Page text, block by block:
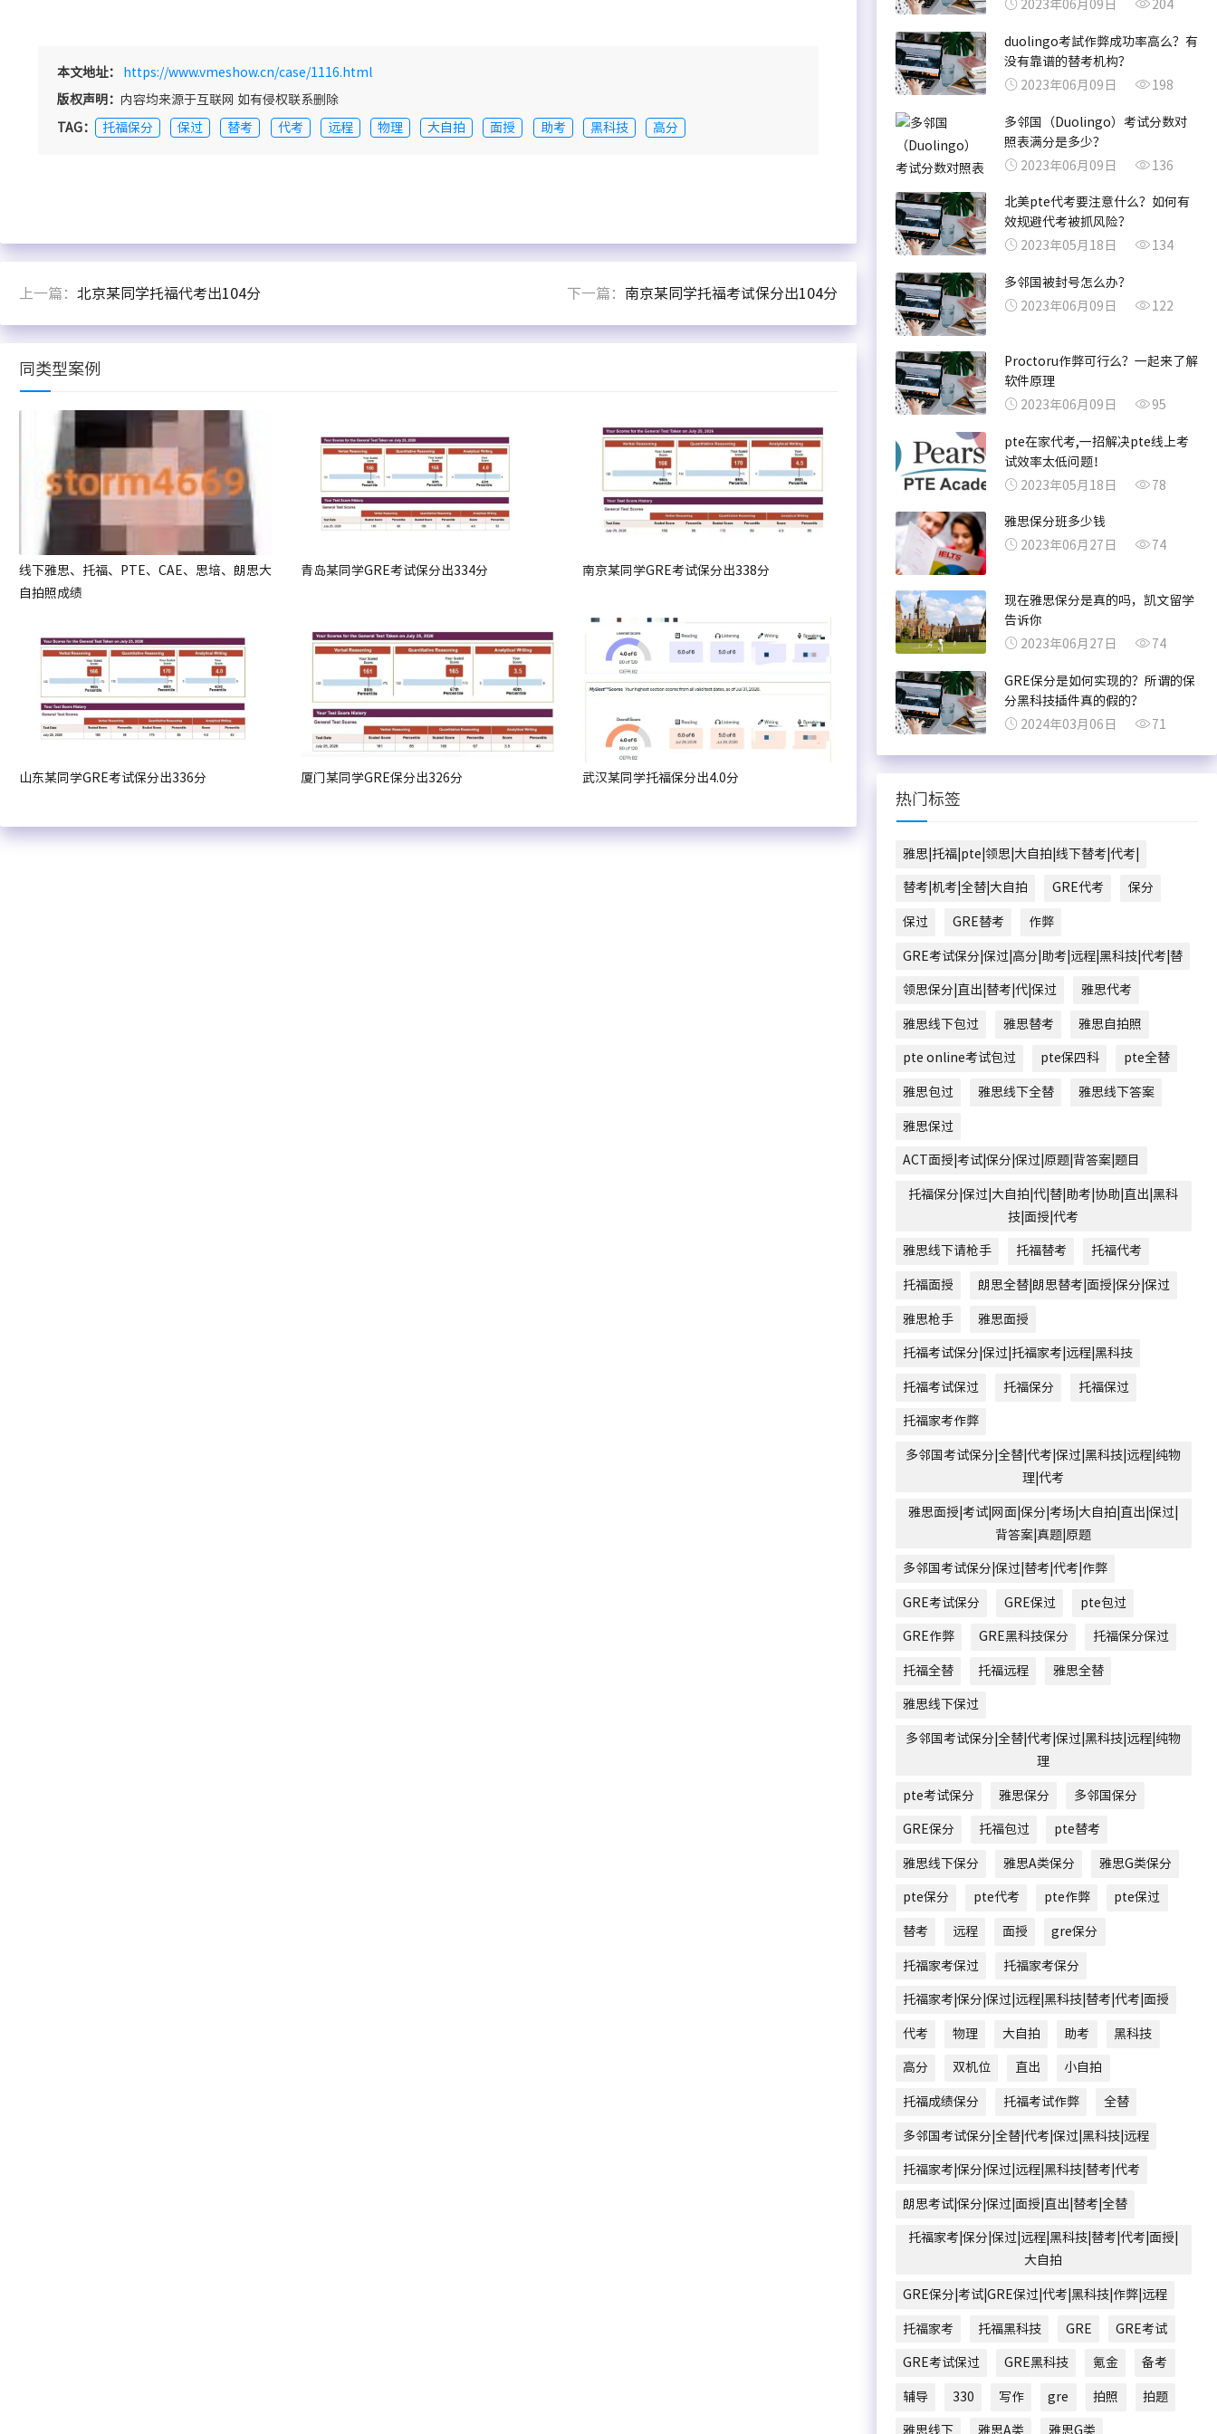
本文地址： https://www.vmeshow.cn/case/1116.html
版权声明： 内容均来源于互联网 如有侵权联系删除
TAG： 托福保分 保过 替考 代考 远程 物理 大自拍 面授 助考 黑科技 高分
上一篇： 北京某同学托福代考出104分 下一篇： 南京某同学托福考试保分出104分
同类型案例
线下雅思、托福、PTE、CAE、思培、朗思大
自拍照成绩
青岛某同学GRE考试保分出334分 南京某同学GRE考试保分出338分
山东某同学GRE考试保分出336分 厦门某同学GRE保分出326分 武汉某同学托福保分出4.0分
2023年06月09日 204
duolingo考試作弊成功率高么？有
没有靠谱的替考机构？
2023年06月09日
198
多邻国（Duolingo）考试分数对
照表满分是多少？
2023年06月09日
136
北美pte代考要注意什么？如何有
效规避代考被抓风险？
2023年05月18日
134
多邻国被封号怎么办？
2023年06月09日
122
Proctoru作弊可行么？一起来了解
软件原理
2023年06月09日
95
pte在家代考,一招解决pte线上考
试效率太低问题！
2023年05月18日
78
雅思保分班多少钱
2023年06月27日
74
现在雅思保分是真的吗，凯文留学
告诉你
2023年06月27日
74
GRE保分是如何实现的？所谓的保
分黑科技插件真的假的？
2024年03月06日
71
热门标签
雅思|托福|pte|领思|大自拍|线下替考|代考|
替考|机考|全替|大自拍 GRE代考 保分
保过 GRE替考 作弊
GRE考试保分|保过|高分|助考|远程|黑科技|代考|替
领思保分|直出|替考|代|保过 雅思代考
雅思线下包过 雅思替考 雅思自拍照
pte online考试包过 pte保四科 pte全替
雅思包过 雅思线下全替 雅思线下答案
雅思保过
ACT面授|考试|保分|保过|原题|背答案|题目
托福保分|保过|大自拍|代|替|助考|协助|直出|黑科
技|面授|代考
雅思线下请枪手 托福替考 托福代考
托福面授 朗思全替|朗思替考|面授|保分|保过
雅思枪手 雅思面授
托福考试保分|保过|托福家考|远程|黑科技
托福考试保过 托福保分 托福保过
托福家考作弊
多邻国考试保分|全替|代考|保过|黑科技|远程|纯物
理|代考
雅思面授|考试|网面|保分|考场|大自拍|直出|保过|
背答案|真题|原题
多邻国考试保分|保过|替考|代考|作弊
GRE考试保分 GRE保过 pte包过
GRE作弊 GRE黑科技保分 托福保分保过
托福全替 托福远程 雅思全替
雅思线下保过
多邻国考试保分|全替|代考|保过|黑科技|远程|纯物
理
pte考试保分 雅思保分 多邻国保分
GRE保分 托福包过 pte替考
雅思线下保分 雅思A类保分 雅思G类保分
pte保分 pte代考 pte作弊 pte保过
替考 远程 面授 gre保分
托福家考保过 托福家考保分
托福家考|保分|保过|远程|黑科技|替考|代考|面授
代考 物理 大自拍 助考 黑科技
高分 双机位 直出 小自拍
托福成绩保分 托福考试作弊 全替
多邻国考试保分|全替|代考|保过|黑科技|远程
托福家考|保分|保过|远程|黑科技|替考|代考
朗思考试|保分|保过|面授|直出|替考|全替
托福家考|保分|保过|远程|黑科技|替考|代考|面授|
大自拍
GRE保分|考试|GRE保过|代考|黑科技|作弊|远程
托福家考 托福黑科技 GRE GRE考试
GRE考试保过 GRE黑科技 氪金 备考
辅导 330 写作 gre 拍照 拍题
雅思线下 雅思A类 雅思G类